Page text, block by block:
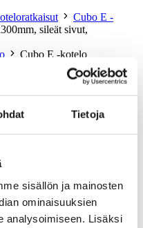
Tietoja
sisällön ja mainosten
ominaisuuksien
analysoimiseen. Lisäksi
Cubo E -
sileät sivut,
Cubo E -kotelo
teräs, AISI 304
sileät sivut,
AISI 304